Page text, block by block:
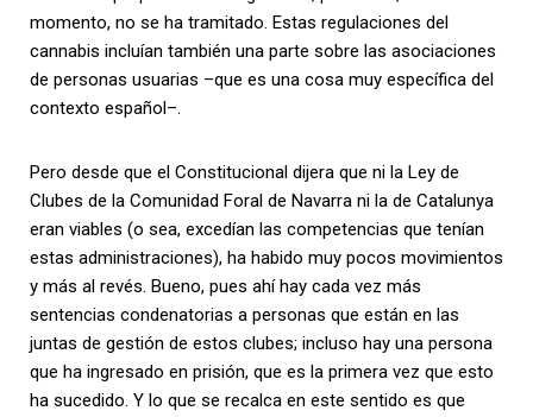
momento, no se ha tramitado. Estas regulaciones del
cannabis incluían también una parte sobre las asociaciones
de personas usuarias –que es una cosa muy específica del
contexto español–.
Pero desde que el Constitucional dijera que ni la Ley de
Clubes de la Comunidad Foral de Navarra ni la de Catalunya
eran viables (o sea, excedían las competencias que tenían
estas administraciones), ha habido muy pocos movimientos
y más al revés. Bueno, pues ahí hay cada vez más
sentencias condenatorias a personas que están en las
juntas de gestión de estos clubes; incluso hay una persona
que ha ingresado en prisión, que es la primera vez que esto
ha sucedido. Y lo que se recalca en este sentido es que